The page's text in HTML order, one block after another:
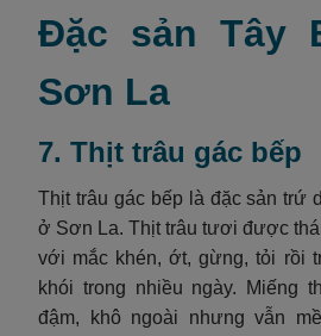
Đặc sản Tây
Sơn La
7. Thịt trâu gác bếp
Thịt trâu gác bếp là đặc sản trứ
ở Sơn La. Thịt trâu tươi được
với mắc khén, ớt, gừng, tỏi rồi
khói trong nhiều ngày. Miếng
đậm, khô ngoài nhưng vẫn